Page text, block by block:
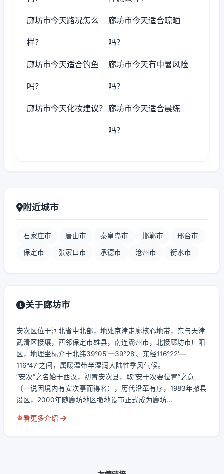
廊坊市今天路况怎么
样？
廊坊市今天适合晾晒
吗？
廊坊市今天适合钓鱼
吗？
廊坊市今天有中暑风险
吗？
廊坊市今天化妆建议？ 廊坊市今天适合晨练
吗？
附近城市
石家庄市 唐山市 秦皇岛市 邯郸市 邢台市
保定市 张家口市 承德市 沧州市 衡水市
关于廊坊市
安次区位于河北省中北部，地处京津走廊核心地带，东与天津
武清区接壤，西邻保定市雄县，南连霸州市，北接廊坊市广阳
区，地理坐标介于北纬39°05′—39°28′、东经116°22′—
116°47′之间，属暖温带半湿润大陆性季风气候。
“安次”之名始于西汉，初置安次县，取“安于次要位置”之意
（一说因境内有安次亭而得名），历代沿革有序，1983年撤县
设区，2000年随廊坊地区撤地设市正式成为廊坊...
查看更多介绍